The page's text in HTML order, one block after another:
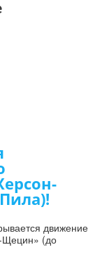
движение
Щецин» (до